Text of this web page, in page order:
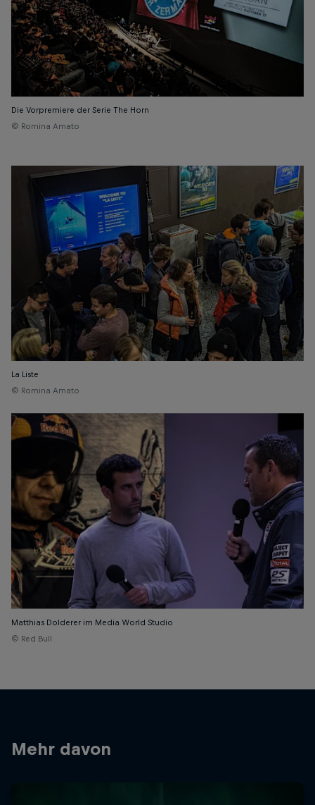
Die Vorpremiere der Serie The Horn
© Romina Amato
La Liste
© Romina Amato
Matthias Dolderer im Media World Studio
© Red Bull
Mehr davon